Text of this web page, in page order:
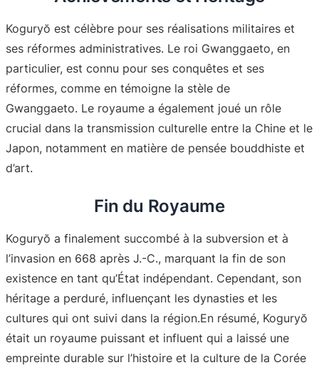
Koguryŏ est célèbre pour ses réalisations militaires et
ses réformes administratives. Le roi Gwanggaeto, en
particulier, est connu pour ses conquêtes et ses
réformes, comme en témoigne la stèle de
Gwanggaeto. Le royaume a également joué un rôle
crucial dans la transmission culturelle entre la Chine et le
Japon, notamment en matière de pensée bouddhiste et
d’art.
Fin du Royaume
Koguryŏ a finalement succombé à la subversion et à
l’invasion en 668 après J.-C., marquant la fin de son
existence en tant qu’État indépendant. Cependant, son
héritage a perduré, influençant les dynasties et les
cultures qui ont suivi dans la région.En résumé, Koguryŏ
était un royaume puissant et influent qui a laissé une
empreinte durable sur l’histoire et la culture de la Corée